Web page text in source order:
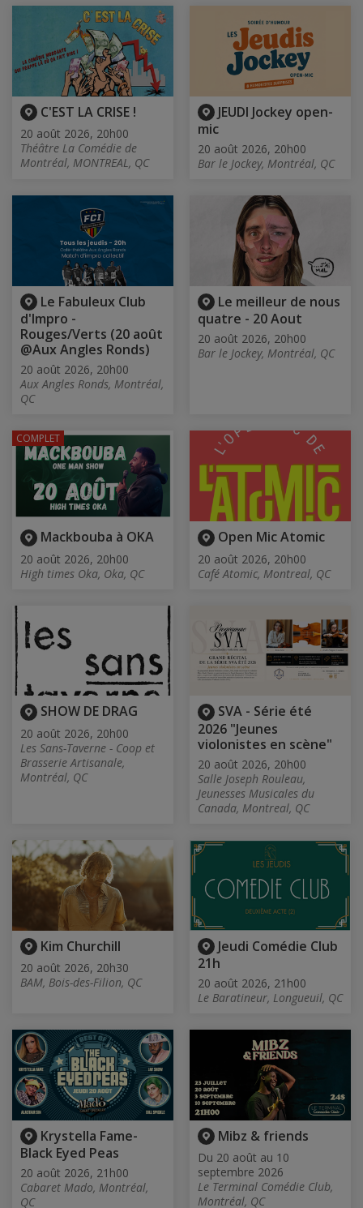
C'EST LA CRISE !
20 août 2026, 20h00
Théâtre La Comédie de
Montréal, MONTREAL, QC
JEUDI Jockey open-
mic
20 août 2026, 20h00
Bar le Jockey, Montréal, QC
Le Fabuleux Club
d'Impro -
Rouges/Verts (20 août
@Aux Angles Ronds)
20 août 2026, 20h00
Aux Angles Ronds, Montréal,
QC
Le meilleur de nous
quatre - 20 Aout
20 août 2026, 20h00
Bar le Jockey, Montréal, QC
Mackbouba à OKA
20 août 2026, 20h00
High times Oka, Oka, QC
COMPLET
Open Mic Atomic
20 août 2026, 20h00
Café Atomic, Montreal, QC
SHOW DE DRAG
20 août 2026, 20h00
Les Sans-Taverne - Coop et
Brasserie Artisanale,
Montréal, QC
SVA - Série été
2026 "Jeunes
violonistes en scène"
20 août 2026, 20h00
Salle Joseph Rouleau,
Jeunesses Musicales du
Canada, Montreal, QC
Kim Churchill
20 août 2026, 20h30
BAM, Bois-des-Filion, QC
Jeudi Comédie Club
21h
20 août 2026, 21h00
Le Baratineur, Longueuil, QC
Krystella Fame-
Black Eyed Peas
20 août 2026, 21h00
Cabaret Mado, Montréal,
QC
Mibz & friends
Du 20 août au 10
septembre 2026
Le Terminal Comédie Club,
Montréal, QC